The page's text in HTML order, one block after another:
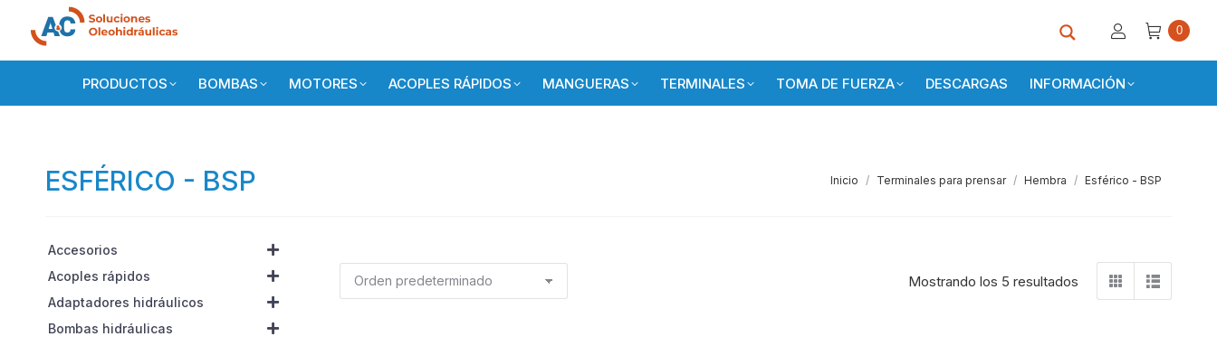
0
PRODUCTOS BOMBAS MOTORES ACOPLES RÁPIDOS MANGUERAS TERMINALES TOMA DE FUERZA DESCARGAS INFORMACIÓN
ESFÉRICO - BSP Estás aquí:
Inicio Terminales para prensar Hembra Esférico - BSP
Mostrando los 5 resultados
Accesorios
Acoples rápidos
Adaptadores hidráulicos
Bombas hidráulicas